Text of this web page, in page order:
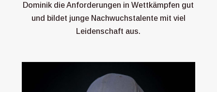
Dominik die Anforderungen in Wettkämpfen gut
und bildet junge Nachwuchstalente mit viel
Leidenschaft aus.